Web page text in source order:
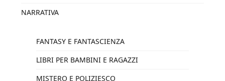
NARRATIVA
FANTASY E FANTASCIENZA
LIBRI PER BAMBINI E RAGAZZI
MISTERO E POLIZIESCO